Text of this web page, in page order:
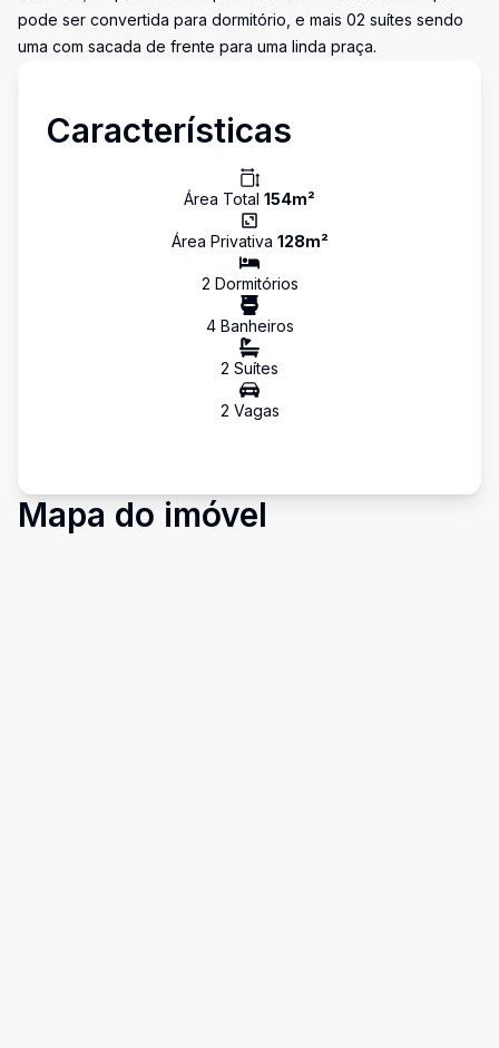
pode ser convertida para dormitório, e mais 02 suítes sendo
uma com sacada de frente para uma linda praça.
Características
Área Total 154m²
Área Privativa 128m²
2 Dormitórios
4Banheiros
2 Suítes
2 Vagas
Mapa do imóvel